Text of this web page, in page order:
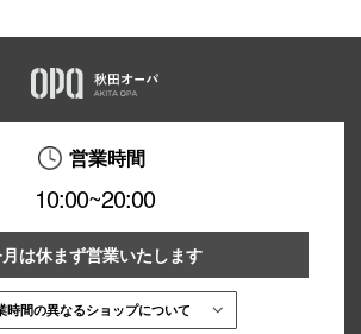
営業時間
10:00~20:00
は休まず営業いたします
時間の異なるショップについて